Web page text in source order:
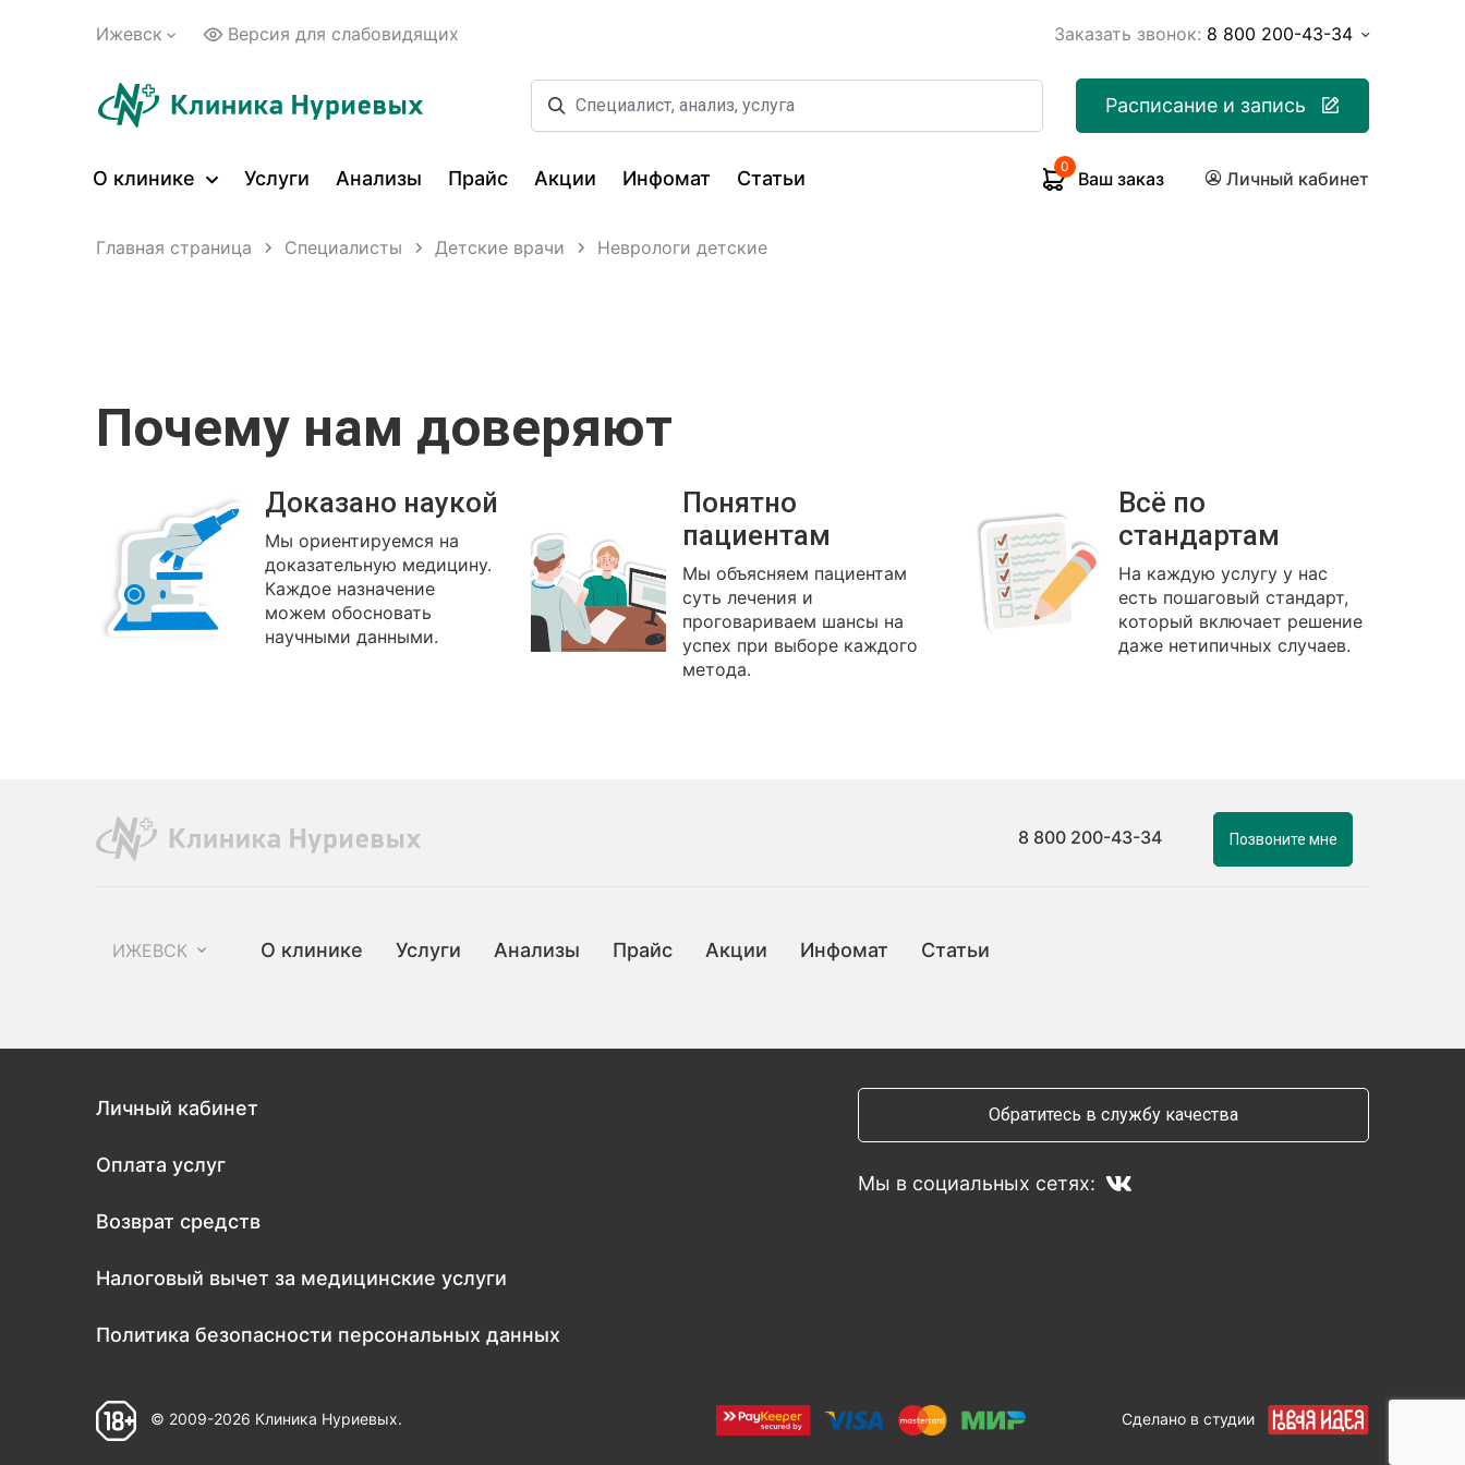
Ижевск Версия для слабовидящих Заказать звонок: 8 800 200-43-34
Расписание и запись
О клинике Услуги Анализы Прайс Акции Инфомат Статьи
0
Ваш заказ Личный кабинет
Главная страница Специалисты Детские врачи Неврологи детские
Почему нам доверяют
Доказано наукой
Мы ориентируемся на
доказательную медицину.
Каждое назначение
можем обосновать
научными данными.
Понятно
пациентам
Мы объясняем пациентам
суть лечения и
проговариваем шансы на
успех при выборе каждого
метода.
Всё по
стандартам
На каждую услугу у нас
есть пошаговый стандарт,
который включает решение
даже нетипичных случаев.
8 800 200-43-34 Позвоните мне
ИЖЕВСК О клинике Услуги Анализы Прайс Акции Инфомат Статьи
Личный кабинет
Оплата услуг
Возврат средств
Налоговый вычет за медицинские услуги
Политика безопасности персональных данных
Обратитесь в службу качества
Мы в социальных сетях:
© 2009-2026 Клиника Нуриевых. Сделано в студии